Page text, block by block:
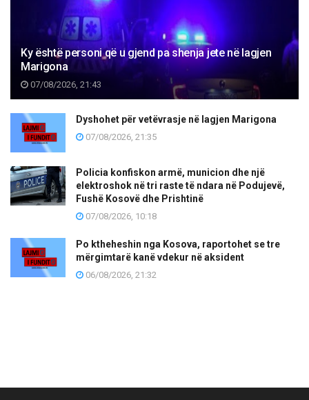
Ky është personi që u gjend pa shenja jete në lagjen
Marigona
07/08/2026, 21:43
Dyshohet për vetëvrasje në lagjen Marigona
07/08/2026, 21:35
Policia konfiskon armë, municion dhe një
elektroshok në tri raste të ndara në Podujevë,
Fushë Kosovë dhe Prishtinë
07/08/2026, 10:18
Po ktheheshin nga Kosova, raportohet se tre
mërgimtarë kanë vdekur në aksident
06/08/2026, 21:32